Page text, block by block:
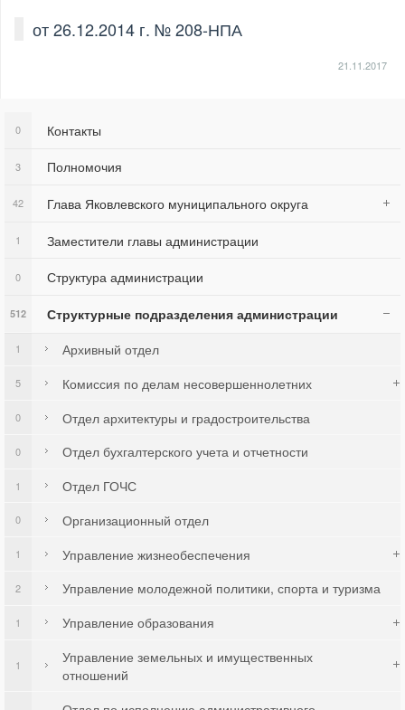
от 26.12.2014 г. № 208-НПА
21.11.2017
Контакты
0
Полномочия
3
Глава Яковлевского муниципального округа
42
Заместители главы администрации
1
Структура администрации
0
Структурные подразделения администрации
512
Архивный отдел
1
Комиссия по делам несовершеннолетних
5
Отдел архитектуры и градостроительства
0
Отдел бухгалтерского учета и отчетности
0
Отдел ГОЧС
1
Организационный отдел
0
Управление жизнеобеспечения
1
Управление молодежной политики, спорта и туризма
2
Управление образования
1
Управление земельных и имущественных
отношений
1